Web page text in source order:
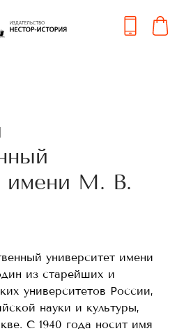
имени М. В.
университет имени
из старейших и
университетов России,
науки и культуры,
C 1940 года носит имя